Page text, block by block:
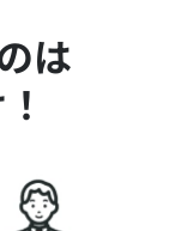
は